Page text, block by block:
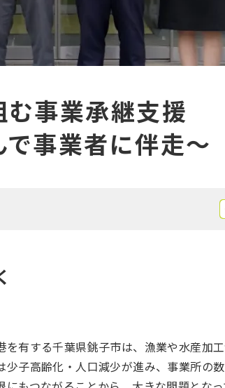
事業承継支援
事業者に伴走～
有する千葉県銚子市は、漁業や水産加
子高齢化・人口減少が進み、事業所の